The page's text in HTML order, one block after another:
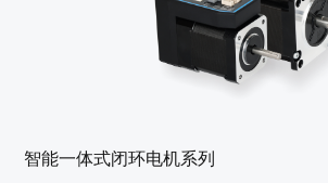
智能一体式闭环电机系列